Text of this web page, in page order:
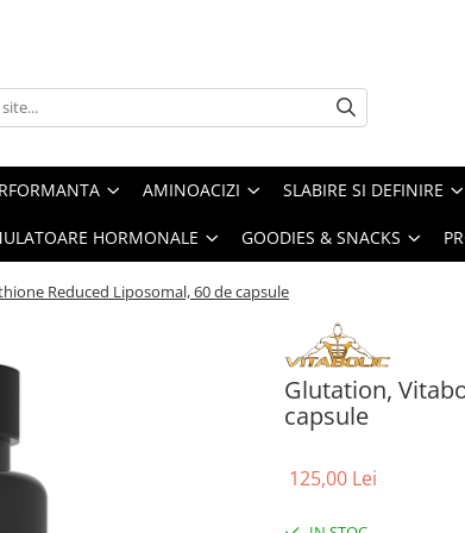
AMINOACIZI SLABIRE SI DEFINIRE
HORMONALE GOODIES & SNACKS
Reduced Liposomal, 60 de capsule
Glutation,
capsule
125,00 Lei